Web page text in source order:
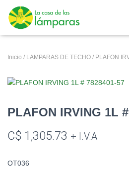
Inicio / LAMPARAS DE TECHO / PLAFON
PLAFON IRVING 1L
C$ 1,305.73 + I.V.A
OT036